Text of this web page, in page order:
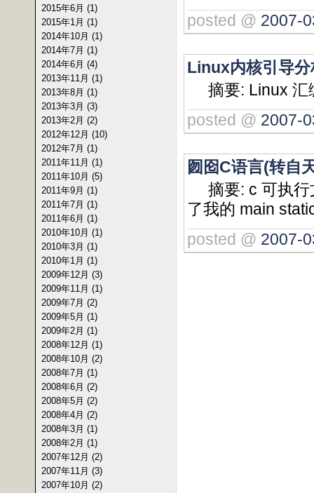
2015年6月 (1)
2015年1月 (1)
2014年10月 (1)
2014年7月 (1)
2014年6月 (4)
2013年11月 (1)
2013年8月 (1)
2013年3月 (3)
2013年2月 (2)
2012年12月 (10)
2012年7月 (1)
2011年11月 (1)
2011年10月 (5)
2011年9月 (1)
2011年7月 (1)
2011年6月 (1)
2010年10月 (1)
2010年3月 (1)
2010年1月 (1)
2009年12月 (3)
2009年11月 (1)
2009年7月 (2)
2009年5月 (1)
2009年2月 (1)
2008年12月 (1)
2008年10月 (2)
2008年7月 (1)
2008年6月 (2)
2008年5月 (2)
2008年4月 (2)
2008年3月 (1)
2008年2月 (1)
2007年12月 (2)
2007年11月 (3)
2007年10月 (2)
posted @ 2007-
Linux内核引导分
摘要: Linux 汇
posted @ 2007-
囫囵C语言(转自
摘要: c 可执行
了我的 main
posted @ 2007-